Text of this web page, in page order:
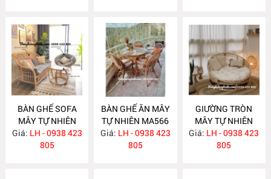
BÀN GHẾ SOFA
MÂY TỰ NHIÊN
MA568
Giá: LH - 0938 423
805
BÀN GHẾ ĂN MÂY
TỰ NHIÊN MA566
Giá: LH - 0938 423
805
GIƯỜNG TRÒN
MÂY TỰ NHIÊN
MA563
Giá: LH - 0938 423
805